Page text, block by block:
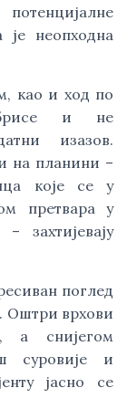
неопходна
као и ход по
и не
изазов.
на планини –
које се у
претвара у
захтијевају
поглед
Оштри врхови
а снијегом
суровије и
јасно се